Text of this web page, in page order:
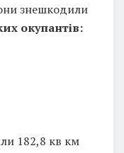
знешкодили
окупантів:
182,8 кв км